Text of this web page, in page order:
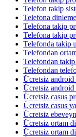
Telefon takip
Telefona
Telefona takip
Telefona takip
Telefonda takip
Telefondan
Telefondan takip
Telefondan
Ücretsiz android
Ücretsiz android
Ücretsiz casus
Ücretsiz casus
Ücretsiz
Ücretsiz ortam
Ücretsiz ortam